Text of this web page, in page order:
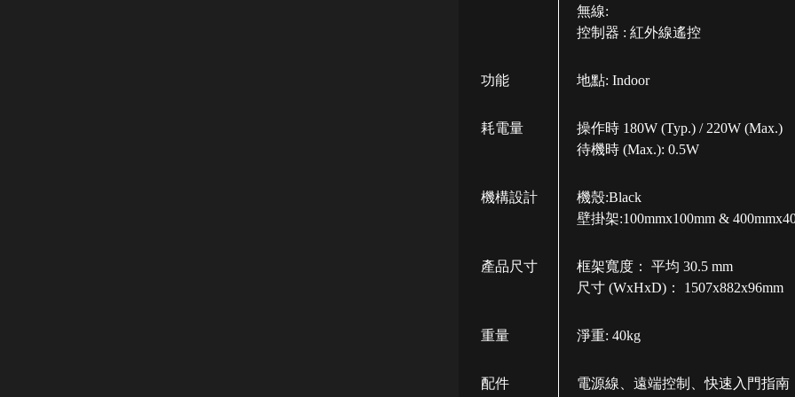
無線:
控制器 : 紅外線遙控
功能 地點: Indoor
耗電量
操作時 180W (Typ.) / 220W (Max.)
待機時 (Max.): 0.5W
機構設計
機殼:Black
壁掛架:100mmx100mm &
產品尺寸
框架寬度： 平均 30.5 mm
尺寸 (WxHxD)： 1507x882x96mm
重量 淨重: 40kg
配件 電源線、遠端控制、快速入門指南